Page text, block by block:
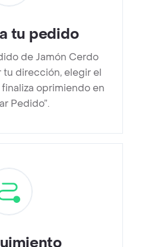
tu pedido
de Jamón Cerdo
dirección, elegir el
oprimiendo en
Pedido”.